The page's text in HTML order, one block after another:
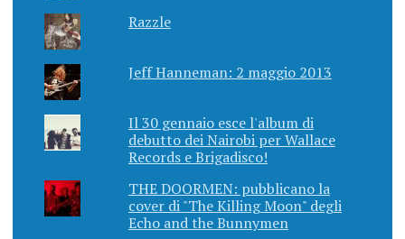
Razzle
Jeff Hanneman: 2 maggio 2013
Il 30 gennaio esce l'album di
debutto dei Nairobi per Wallace
Records e Brigadisco!
THE DOORMEN: pubblicano la
cover di "The Killing Moon" degli
Echo and the Bunnymen